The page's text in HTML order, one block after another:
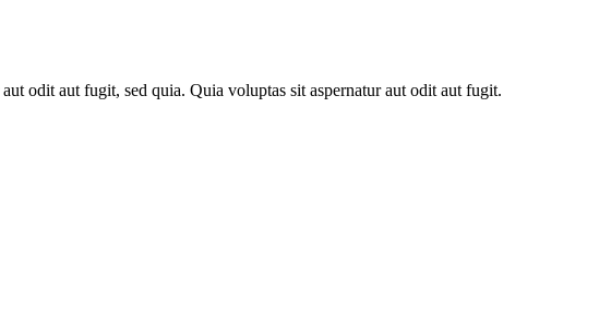
odit aut fugit, sed quia. Quia voluptas sit aspernatur aut odit aut fugit.